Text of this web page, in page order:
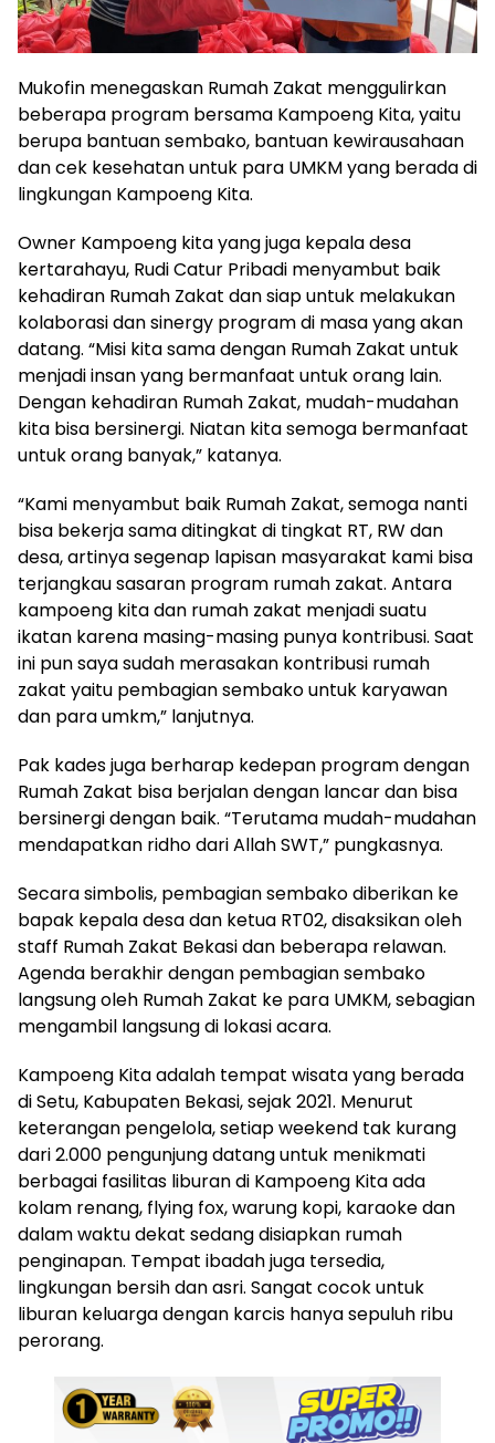
Mukofin menegaskan Rumah Zakat menggulirkan
beberapa program bersama Kampoeng Kita, yaitu
berupa bantuan sembako, bantuan kewirausahaan
dan cek kesehatan untuk para UMKM yang berada di
lingkungan Kampoeng Kita.
Owner Kampoeng kita yang juga kepala desa
kertarahayu, Rudi Catur Pribadi menyambut baik
kehadiran Rumah Zakat dan siap untuk melakukan
kolaborasi dan sinergy program di masa yang akan
datang. “Misi kita sama dengan Rumah Zakat untuk
menjadi insan yang bermanfaat untuk orang lain.
Dengan kehadiran Rumah Zakat, mudah-mudahan
kita bisa bersinergi. Niatan kita semoga bermanfaat
untuk orang banyak,” katanya.
“Kami menyambut baik Rumah Zakat, semoga nanti
bisa bekerja sama ditingkat di tingkat RT, RW dan
desa, artinya segenap lapisan masyarakat kami bisa
terjangkau sasaran program rumah zakat. Antara
kampoeng kita dan rumah zakat menjadi suatu
ikatan karena masing-masing punya kontribusi. Saat
ini pun saya sudah merasakan kontribusi rumah
zakat yaitu pembagian sembako untuk karyawan
dan para umkm,” lanjutnya.
Pak kades juga berharap kedepan program dengan
Rumah Zakat bisa berjalan dengan lancar dan bisa
bersinergi dengan baik. “Terutama mudah-mudahan
mendapatkan ridho dari Allah SWT,” pungkasnya.
Secara simbolis, pembagian sembako diberikan ke
bapak kepala desa dan ketua RT02, disaksikan oleh
staff Rumah Zakat Bekasi dan beberapa relawan.
Agenda berakhir dengan pembagian sembako
langsung oleh Rumah Zakat ke para UMKM, sebagian
mengambil langsung di lokasi acara.
Kampoeng Kita adalah tempat wisata yang berada
di Setu, Kabupaten Bekasi, sejak 2021. Menurut
keterangan pengelola, setiap weekend tak kurang
dari 2.000 pengunjung datang untuk menikmati
berbagai fasilitas liburan di Kampoeng Kita ada
kolam renang, flying fox, warung kopi, karaoke dan
dalam waktu dekat sedang disiapkan rumah
penginapan. Tempat ibadah juga tersedia,
lingkungan bersih dan asri. Sangat cocok untuk
liburan keluarga dengan karcis hanya sepuluh ribu
perorang.